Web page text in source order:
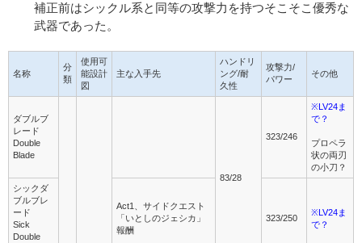
補正前はシックル系と同等の攻撃力を持つそこそこ優秀な
武器であった。
名称
分
類
使用可
能設計
図
主な入手先
ハンドリ
ング/耐
久性
攻撃力/
パワー
その他
ダブルブ
レード
Double
Blade
83/28
323/246
※LV24ま
で？
プロペラ
状の両刃
の小刀？
シックダ
ブルブレ
ード
Sick
Double
Act1、サイドクエスト
「いとしのジェシカ」
報酬
323/250
※LV24ま
で？